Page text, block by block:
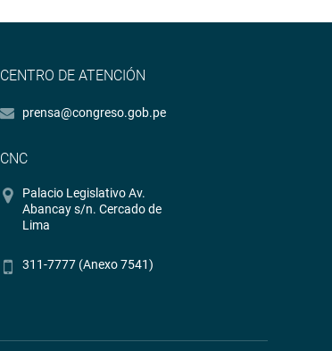
CENTRO DE ATENCIÓN
prensa@congreso.gob.pe
CNC
Palacio Legislativo Av.
Abancay s/n. Cercado de
Lima
311-7777 (Anexo 7541)